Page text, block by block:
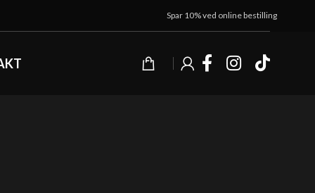
Spar 10% ved online bestilling